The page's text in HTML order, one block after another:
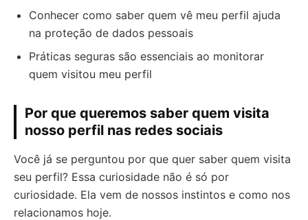
Conhecer como saber quem vê meu perfil ajuda
na proteção de dados pessoais
Práticas seguras são essenciais ao monitorar
quem visitou meu perfil
Por que queremos saber quem visita
nosso perfil nas redes sociais
Você já se perguntou por que quer saber quem visita
seu perfil? Essa curiosidade não é só por
curiosidade. Ela vem de nossos instintos e como nos
relacionamos hoje.